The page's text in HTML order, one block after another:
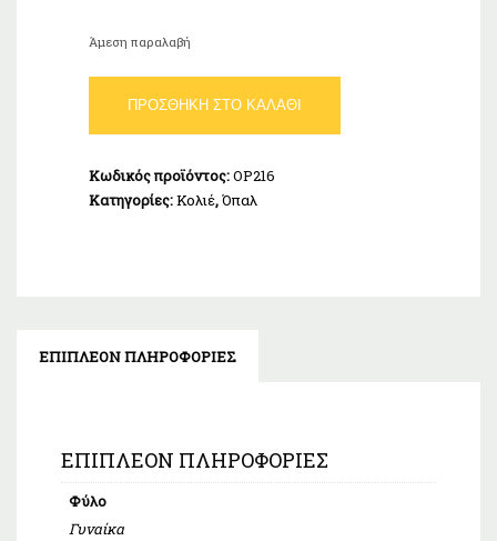
Άμεση παραλαβή
Τσεκούρι
925
ποσότητα
ΠΡΟΣΘΉΚΗ ΣΤΟ ΚΑΛΆΘΙ
Κωδικός προϊόντος:OP216
Κατηγορίες:Κολιέ,Όπαλ
ΕΠΙΠΛΈΟΝ ΠΛΗΡΟΦΟΡΊΕΣ
ΕΠΙΠΛΈΟΝ ΠΛΗΡΟΦΟΡΊΕΣ
Φύλο
Γυναίκα